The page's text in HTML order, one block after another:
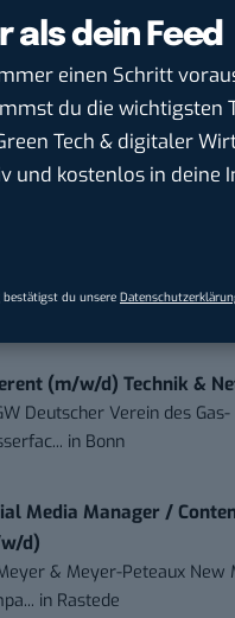
als dein Feed
einen Schritt
du die wichtigsten
Tech & digitaler
und kostenlos in deine
du unsere
inOberkochen (Baden-
Manager Agrar (m/w/
aufgr...
Erbacher Service GmbH &
(m/w/d) Technik &
Deutscher Verein des Gas-
in Bonn
Media Manager /
d)
& Meyer-Peteaux New
in Rastede